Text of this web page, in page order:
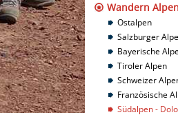
Wandern Alpen
Ostalpen
Salzburger
Bayerische
Tiroler Alpen
Schweizer
Französische
Südalpen -